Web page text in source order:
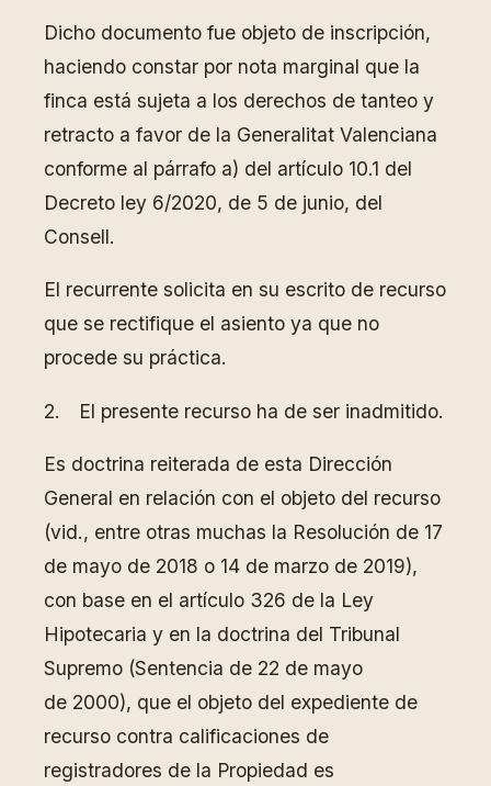
Dicho documento fue objeto de inscripción,
haciendo constar por nota marginal que la
finca está sujeta a los derechos de tanteo y
retracto a favor de la Generalitat Valenciana
conforme al párrafo a) del artículo 10.1 del
Decreto ley 6/2020, de 5 de junio, del
Consell.
El recurrente solicita en su escrito de recurso
que se rectifique el asiento ya que no
procede su práctica.
2. El presente recurso ha de ser inadmitido.
Es doctrina reiterada de esta Dirección
General en relación con el objeto del recurso
(vid., entre otras muchas la Resolución de 17
de mayo de 2018 o 14 de marzo de 2019),
con base en el artículo 326 de la Ley
Hipotecaria y en la doctrina del Tribunal
Supremo (Sentencia de 22 de mayo
de 2000), que el objeto del expediente de
recurso contra calificaciones de
registradores de la Propiedad es